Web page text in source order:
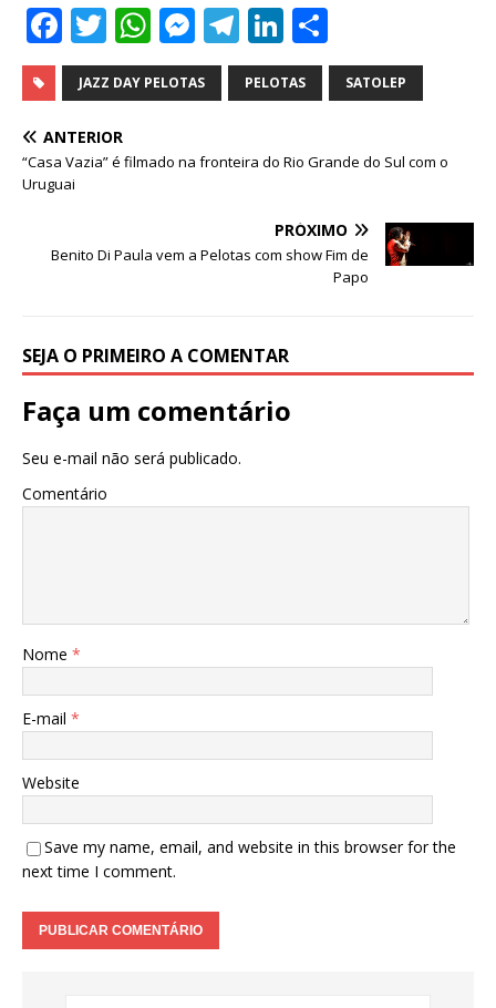
F
a
c
e
b
o
o
k
T
w
it
te
r
W
h
at
A
M
e
ss
n
e
r
T
el
e
ra
Li
n
k
dI
h
ar
JAZZ DAY PELOTAS PELOTAS SATOLEP
ANTERIOR
“Casa Vazia” é filmado na fronteira do Rio Grande do Sul com o
Uruguai
PRÓXIMO
Benito Di Paula vem a Pelotas com show Fim de
Papo
SEJA O PRIMEIRO A COMENTAR
Faça um comentário
Seu e-mail não será publicado.
Comentário
Nome *
E-mail *
Website
Save my name, email, and website in this browser for the
next time I comment.